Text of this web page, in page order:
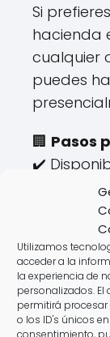
Utilizamos
acceder a la
la experiencia de
personalizados.
permitirá
o los ID's únicos
consentimiento,
Si
hacienda
cualquier
puedes
🏢 Pasos
✔️
✔️ Se
teléfono
✔️
específica.
⚠️
❌